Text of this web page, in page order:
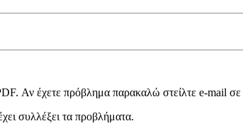
Αν έχετε πρόβλημα παρακαλώ στείλτε e-mail σε
συλλέξει τα προβλήματα.